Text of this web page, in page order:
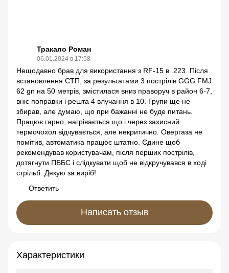
Тракало Роман
06.01.2024 в 17:58
Нещодавно брав для використання з RF-15 в .223. Після
встановлення СТП, за результатами 3 пострілів GGG FMJ
62 gn на 50 метрів, змістилася вниз праворуч в район 6-7,
вніс поправки і решта 4 влучання в 10. Групи ще не
збирав, але думаю, що при бажанні не буде питань.
Працює гарно, нагрівається що і через захисний
термочохол відчувається, але некритично. Овергаза не
помітив, автоматика працює штатно. Єдине щоб
рекомендував користувачам, після перших пострілів,
дотягнути ПББС і слідкувати щоб не відкручувався в ході
стрільб. Дякую за виріб!
Ответить
Написать отзыв
Характеристики